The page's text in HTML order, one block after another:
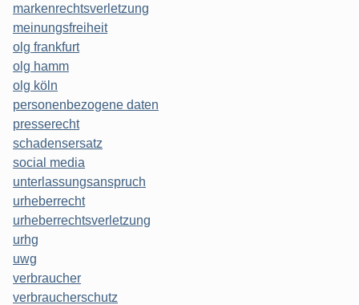
markenrechtsverletzung
meinungsfreiheit
olg frankfurt
olg hamm
olg köln
personenbezogene daten
presserecht
schadensersatz
social media
unterlassungsanspruch
urheberrecht
urheberrechtsverletzung
urhg
uwg
verbraucher
verbraucherschutz